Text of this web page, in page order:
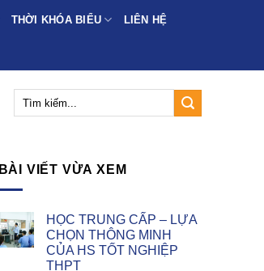
THỜI KHÓA BIỂU LIÊN HỆ
BÀI VIẾT VỪA XEM
HỌC TRUNG CẤP – LỰA
CHỌN THÔNG MINH
CỦA HS TỐT NGHIỆP
THPT